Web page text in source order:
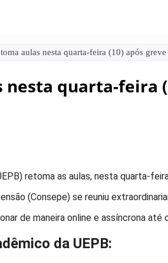
aulas nesta quarta-feira (10) após
nesta quarta-feira
retoma as aulas, nesta quarta-
(Consepe) se reuniu
de maneira online e assíncrona
da UEPB: